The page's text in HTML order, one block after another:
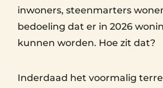
inwoners, steenmarters
bedoeling dat er in 2026
kunnen worden. Hoe zit dat?
Inderdaad het voormalig